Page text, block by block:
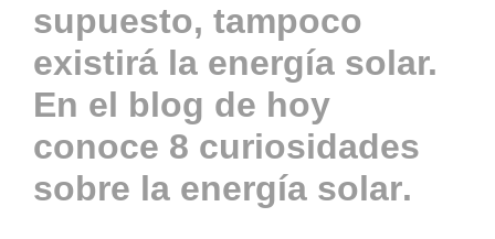
supuesto, tampoco
existirá la energía solar.
En el blog de hoy
conoce 8 curiosidades
sobre la energía solar.